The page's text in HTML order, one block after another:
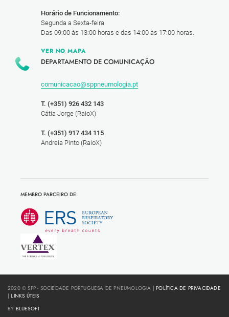
Horário de Funcionamento:
Segunda a Sexta-feira
Das 09:00 às 13:00 horas e das 14:00 às 17:00 horas.
VER NO MAPA
DEPARTAMENTO DE COMUNICAÇÃO
comunicacao@sppneumologia.pt
T. (+351) 926 432 143
Cátia Jorge (RaioX)
T. (+351) 917 434 115
Andreia Pinto (RaioX)
MEMBRO PARCEIRO DE:
2020 © SPP - SOCIEDADE PORTUGUESA DE PNEUMOLOGIA |POLÍTICA DE PRIVACIDADE
|LINKS ÚTEIS
BY BLUESOFT